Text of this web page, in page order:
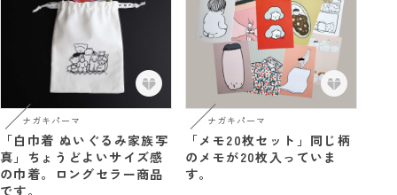
ナガキパーマ
「白巾着 ぬいぐるみ家族写
真」ちょうどよいサイズ感
の巾着。ロングセラー商品
です。
ナガキパーマ
「メモ20枚セット」同じ柄
のメモが20枚入っていま
す。